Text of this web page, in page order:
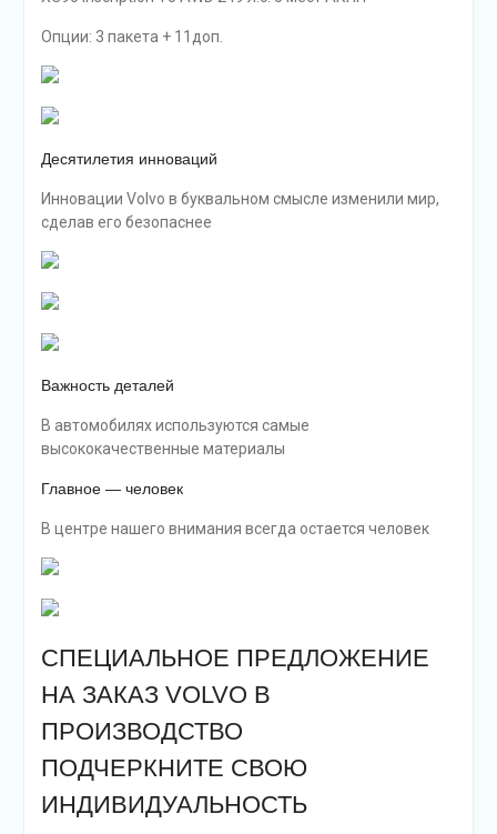
Опции: 3 пакета + 11доп.
Десятилетия инноваций
Инновации Volvo в буквальном смысле изменили мир,
сделав его безопаснее
Важность деталей
В автомобилях используются самые
высококачественные материалы
Главное — человек
В центре нашего внимания всегда остается человек
СПЕЦИАЛЬНОЕ ПРЕДЛОЖЕНИЕ
НА ЗАКАЗ VOLVO В
ПРОИЗВОДСТВО
ПОДЧЕРКНИТЕ СВОЮ
ИНДИВИДУАЛЬНОСТЬ